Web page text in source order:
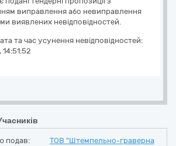
виправлення або невиправлення
виявлених невідповідностей.
та час усунення невідповідностей:
подав:
ТОВ "Штемпельно-граверна